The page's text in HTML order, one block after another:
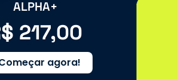
ALPHA+
217,00
agora!